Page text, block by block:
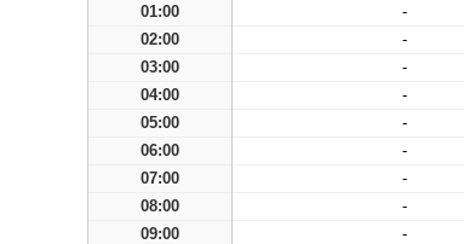
01:00
-
02:00
-
03:00
-
04:00
-
05:00
-
06:00
-
07:00
-
08:00
-
09:00
-